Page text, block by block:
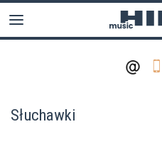
Słuchawki